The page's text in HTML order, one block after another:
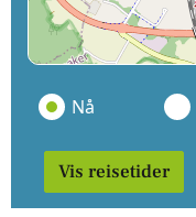
Nå
Vis reisetider